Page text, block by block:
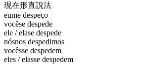
現在形直説法
eume despeço
vocêse despede
ele / elase despede
nósnos despedimos
vocêsse despedem
eles / elasse despedem